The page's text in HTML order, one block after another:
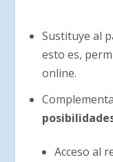
Sustituye al
esto es,
online.
Acceso al